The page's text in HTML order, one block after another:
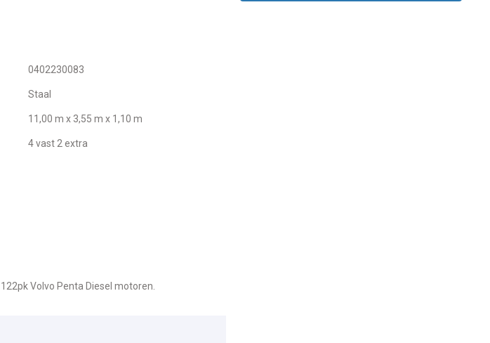
0402230083
Staal
11,00 m x 3,55 m x 1,10 m
4 vast 2 extra
Volvo Penta Diesel motoren.